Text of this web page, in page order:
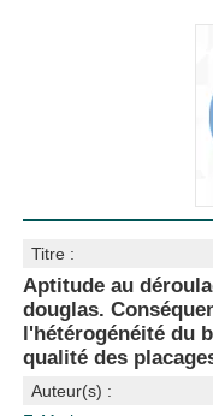
Titre :
Aptitude au
douglas.
l'hétérogénéité du
qualité des
Auteur(s) :